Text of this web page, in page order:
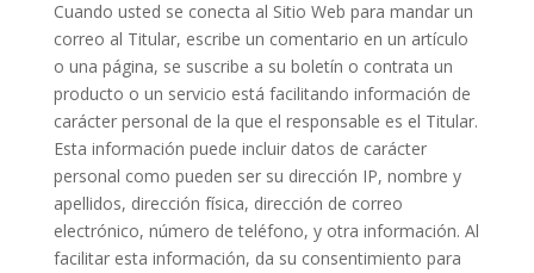
Cuando usted se conecta al Sitio Web para mandar un
correo al Titular, escribe un comentario en un artículo
o una página, se suscribe a su boletín o contrata un
producto o un servicio está facilitando información de
carácter personal de la que el responsable es el Titular.
Esta información puede incluir datos de carácter
personal como pueden ser su dirección IP, nombre y
apellidos, dirección física, dirección de correo
electrónico, número de teléfono, y otra información. Al
facilitar esta información, da su consentimiento para